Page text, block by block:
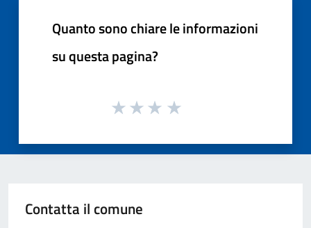
Quanto sono chiare le informazioni
su questa pagina?
Contatta il comune